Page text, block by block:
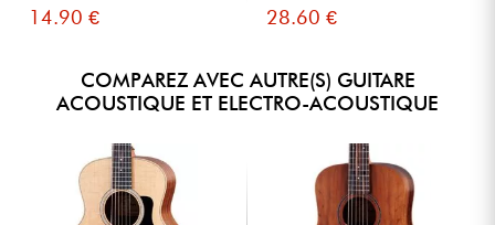
14.90 € 28.60 €
COMPAREZ AVEC AUTRE(S) GUITARE
ACOUSTIQUE ET ELECTRO-ACOUSTIQUE